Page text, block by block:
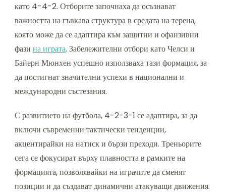
като 4-4-2. Отборите започнаха да осъзнават
важността на гъвкава структура в средата на терена,
която може да се адаптира към защитни и офанзивни
фази на играта. Забележителни отбори като Челси и
Байерн Мюнхен успешно използваха тази формация, за
да постигнат значителни успехи в национални и
международни състезания.
С развитието на футбола, 4-2-3-1 се адаптира, за да
включи съвременни тактически тенденции,
акцентирайки на натиск и бързи преходи. Треньорите
сега се фокусират върху плавността в рамките на
формацията, позволявайки на играчите да сменят
позиции и да създават динамични атакуващи движения.